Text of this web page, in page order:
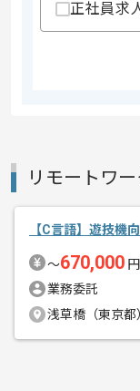
エージェントから
正社員求
リモートワ
【C言語】遊技機
〜670,000
業務委託
浅草橋（東京都